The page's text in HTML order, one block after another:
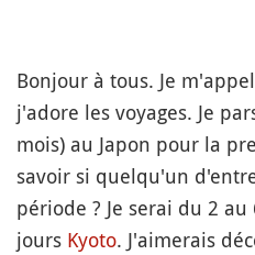
Bonjour à tous. Je
j'adore les voyages. Je
mois) au Japon pour la
savoir si quelqu'un
période ? Je serai du 2
jours Kyoto. J'aimerais